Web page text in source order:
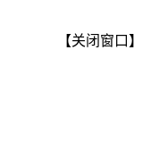
【关闭窗口】